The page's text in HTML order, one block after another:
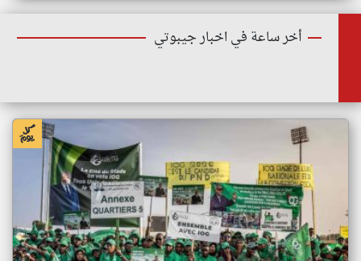
أخر ساعة في اخبار جيبوتي